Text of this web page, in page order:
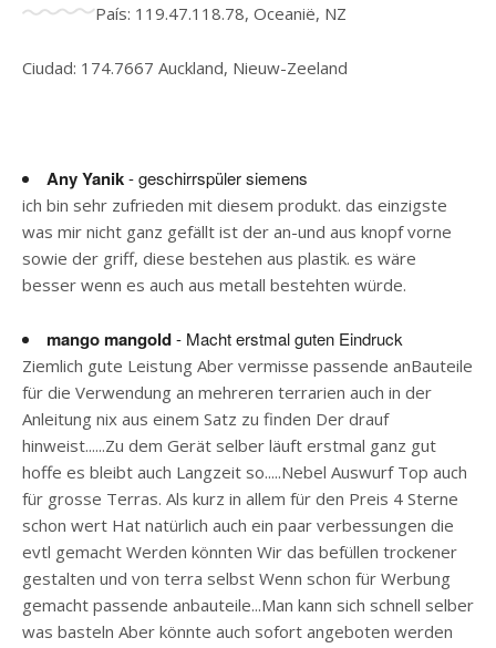
País: 119.47.118.78, Oceanië, NZ
Ciudad: 174.7667 Auckland, Nieuw-Zeeland
Any Yanik- geschirrspüler siemens
ich bin sehr zufrieden mit diesem produkt. das einzigste
was mir nicht ganz gefällt ist der an-und aus knopf vorne
sowie der griff, diese bestehen aus plastik. es wäre
besser wenn es auch aus metall bestehten würde.
mango mangold- Macht erstmal guten Eindruck
Ziemlich gute Leistung Aber vermisse passende anBauteile
für die Verwendung an mehreren terrarien auch in der
Anleitung nix aus einem Satz zu finden Der drauf
hinweist......Zu dem Gerät selber läuft erstmal ganz gut
hoffe es bleibt auch Langzeit so.....Nebel Auswurf Top auch
für grosse Terras. Als kurz in allem für den Preis 4 Sterne
schon wert Hat natürlich auch ein paar verbessungen die
evtl gemacht Werden könnten Wir das befüllen trockener
gestalten und von terra selbst Wenn schon für Werbung
gemacht passende anbauteile...Man kann sich schnell selber
was basteln Aber könnte auch sofort angeboten werden